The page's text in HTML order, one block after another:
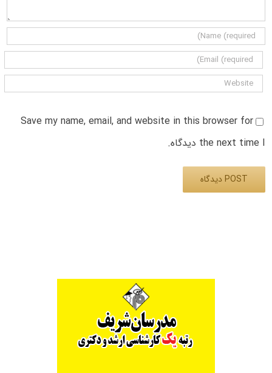
Save my name, email, and website in this browser for
the next time I دیدگاه.